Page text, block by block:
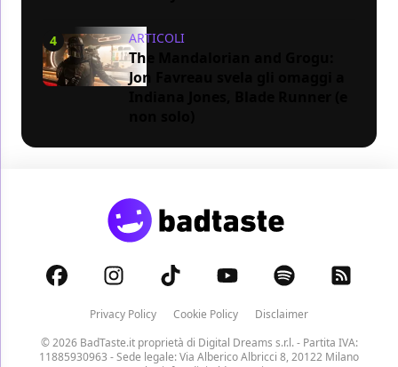
4 ARTICOLI
The Mandalorian and Grogu:
Jon Favreau svela gli omaggi a
Privacy Policy Cookie Policy
Disclaimer
© 2026 BadTaste.it proprietà di Digital Dreams s.r.l.- Partita IVA:
11885930963 - Sede legale: Via Alberico Albricci 8, 20122 Milano